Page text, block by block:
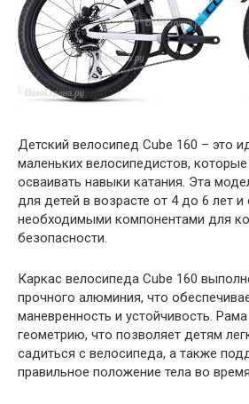
Детский велосипед Cube 160 – это
маленьких велосипедистов,
осваивать навыки катания. Эта
для детей в возрасте от 4 до 6 лет
необходимыми компонентами для
безопасности.
Каркас велосипеда Cube 160
прочного алюминия, что
маневренность и устойчивость.
геометрию, что позволяет детям
садиться с велосипеда, а также
правильное положение тела во